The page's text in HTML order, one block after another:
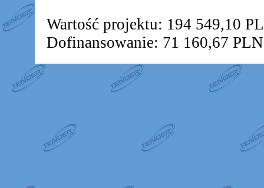
Wartość projektu: 194 549,10
Dofinansowanie: 71 160,67 PLN